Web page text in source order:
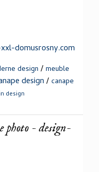
domusrosny.com
design /meuble
design/canape
design
photo - design-